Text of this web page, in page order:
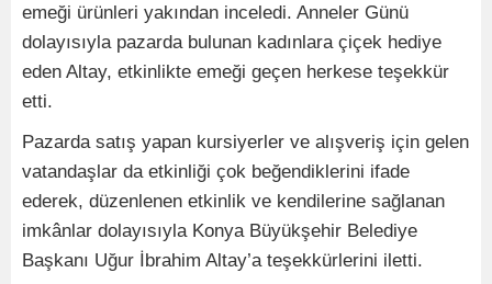
emeği ürünleri yakından inceledi. Anneler Günü
dolayısıyla pazarda bulunan kadınlara çiçek hediye
eden Altay, etkinlikte emeği geçen herkese teşekkür
etti.
Pazarda satış yapan kursiyerler ve alışveriş için gelen
vatandaşlar da etkinliği çok beğendiklerini ifade
ederek, düzenlenen etkinlik ve kendilerine sağlanan
imkânlar dolayısıyla Konya Büyükşehir Belediye
Başkanı Uğur İbrahim Altay’a teşekkürlerini iletti.